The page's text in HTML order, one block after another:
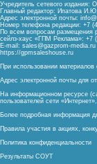
Учредитель сетевого издания:
Главный редактор: Ипатова И.Ю.
Адрес электронной почты:
Номер телефона редакции: +7
По всем вопросам размещения
сейлз-хаус «ГПМ Реклама»: +7
E-mail: sales@gazprom-media.ru
https://gpmsaleshouse.ru
При использовании материалов
Адрес электронной почты для
На информационном ресурсе
пользователей сети
Более подробная информация
Правила участия в акциях,
Политика конфиденциальности
Результаты СОУТ